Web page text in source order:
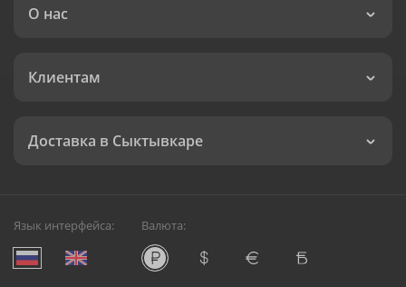
О нас
Клиентам
Доставка в Сыктывкаре
Язык интерфейса: Валюта: